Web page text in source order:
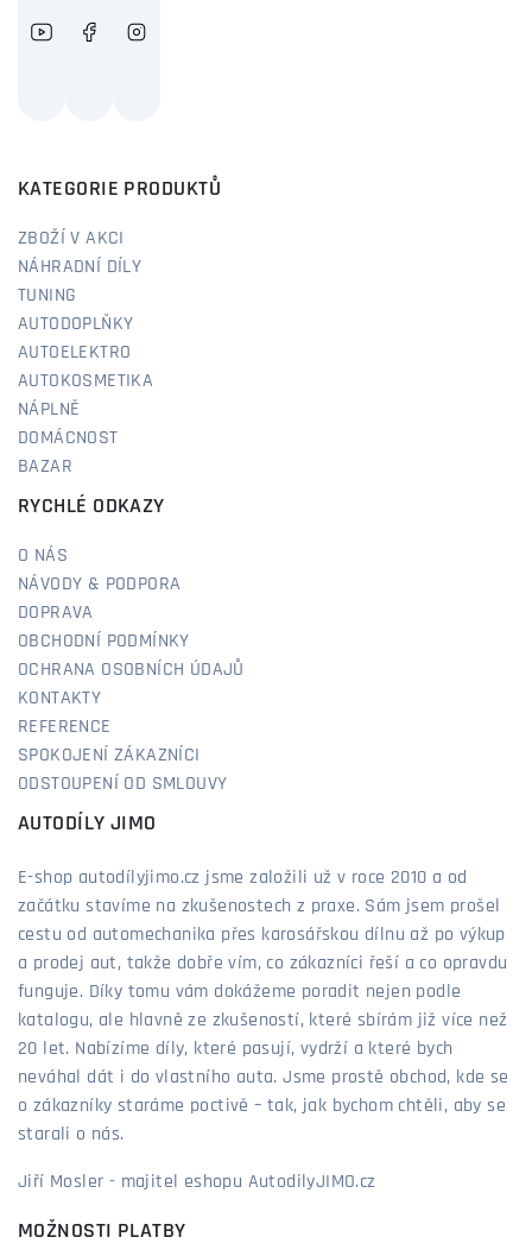
KATEGORIE PRODUKTŮ
ZBOŽÍ V AKCI
NÁHRADNÍ DÍLY
TUNING
AUTODOPLŇKY
AUTOELEKTRO
AUTOKOSMETIKA
NÁPLNĚ
DOMÁCNOST
BAZAR
RYCHLÉ ODKAZY
O NÁS
NÁVODY & PODPORA
DOPRAVA
OBCHODNÍ PODMÍNKY
OCHRANA OSOBNÍCH ÚDAJŮ
KONTAKTY
REFERENCE
SPOKOJENÍ ZÁKAZNÍCI
ODSTOUPENÍ OD SMLOUVY
AUTODÍLY JIMO
E-shop autodílyjimo.cz jsme založili už v roce 2010 a od
začátku stavíme na zkušenostech z praxe. Sám jsem prošel
cestu od automechanika přes karosářskou dílnu až po výkup
a prodej aut, takže dobře vím, co zákazníci řeší a co opravdu
funguje. Díky tomu vám dokážeme poradit nejen podle
katalogu, ale hlavně ze zkušeností, které sbírám již více než
20 let. Nabízíme díly, které pasují, vydrží a které bych
neváhal dát i do vlastního auta. Jsme prostě obchod, kde se
o zákazníky staráme poctivě – tak, jak bychom chtěli, aby se
starali o nás.
Jiří Mosler - majitel eshopu AutodilyJIMO.cz
MOŽNOSTI PLATBY